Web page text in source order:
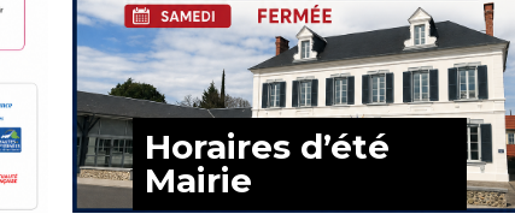
Horaires d’été
Mairie